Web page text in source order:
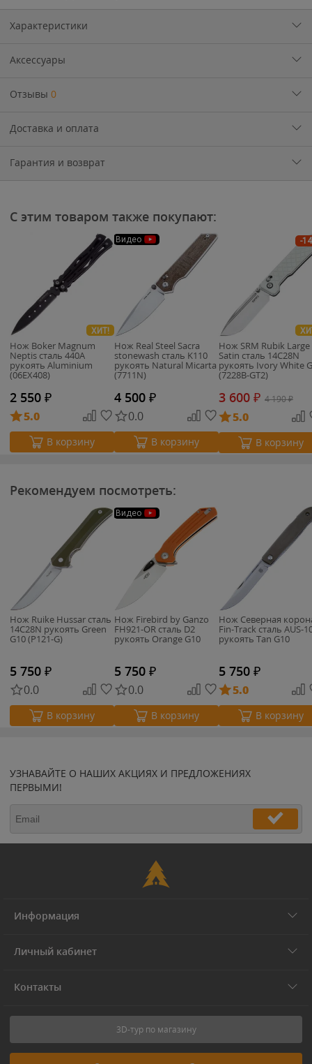
Характеристики
Аксессуары
Отзывы 0
Доставка и оплата
Гарантия и возврат
С этим товаром также покупают:
ХИТ!
Нож Boker Magnum
Neptis сталь 440A
рукоять Aluminium
(06EX408)
2 550 ₽
5.0
В корзину
Видео
Нож Real Steel Sacra
stonewash сталь K110
рукоять Natural Micarta
(7711N)
4 500 ₽
0.0
В корзину
-
Нож SRM Rubik Large
Satin сталь 14C28N
рукоять Ivory White
(7228B-GT2)
3 600 ₽ 4 190₽
5.0
В корзину
Рекомендуем посмотреть:
Нож Ruike Hussar сталь
14C28N рукоять Green
G10 (P121-G)
5 750 ₽
0.0
В корзину
Видео
Нож Firebird by Ganzo
FH921-OR cталь D2
рукоять Orange G10
5 750 ₽
0.0
В корзину
Нож Северная
Fin-Track сталь AUS-
рукоять Tan G10
5 750 ₽
5.0
В корзину
УЗНАВАЙТЕ О НАШИХ АКЦИЯХ И ПРЕДЛОЖЕНИЯХ
ПЕРВЫМИ!
Информация
Личный кабинет
Контакты
3D-тур по магазину